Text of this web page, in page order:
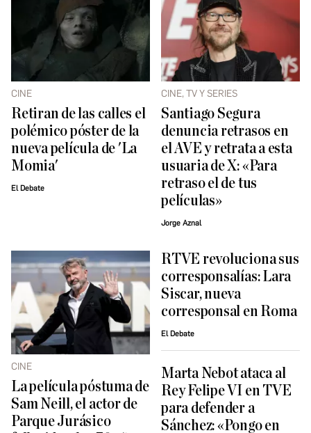
CINE
Retiran de las calles el
polémico póster de la
nueva película de 'La
Momia'
El Debate
CINE, TV Y SERIES
Santiago Segura
denuncia retrasos en
el AVE y retrata a esta
usuaria de X: «Para
retraso el de tus
películas»
Jorge Aznal
CINE
La película póstuma de
Sam Neill, el actor de
Parque Jurásico
RTVE revoluciona sus
corresponsalías: Lara
Siscar, nueva
corresponsal en Roma
El Debate
Marta Nebot ataca al
Rey Felipe VI en TVE
para defender a
Sánchez: «Pongo en